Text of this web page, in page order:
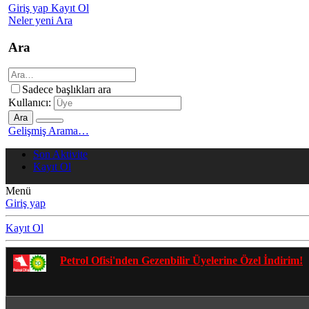
Giriş yap Kayıt Ol
Neler yeni Ara
Ara
Sadece başlıkları ara
Kullanıcı:
Ara
Gelişmiş Arama…
Son Aktivite
Kayıt Ol
Menü
Giriş yap
Kayıt Ol
Gezenbilir Whatsapp Grupları'na Katılmak İçin